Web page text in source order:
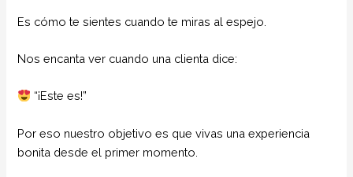
Es cómo te sientes cuando te miras al espejo.
Nos encanta ver cuando una clienta dice:
“¡Este es!”
Por eso nuestro objetivo es que vivas una experiencia
bonita desde el primer momento.